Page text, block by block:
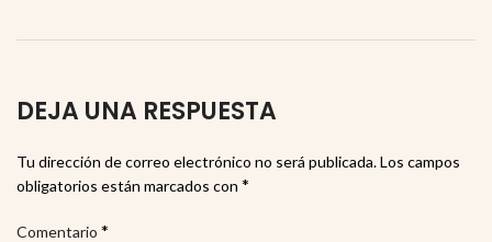
DEJA UNA RESPUESTA
Tu dirección de correo electrónico no será publicada.Los campos
obligatorios están marcados con *
Comentario *